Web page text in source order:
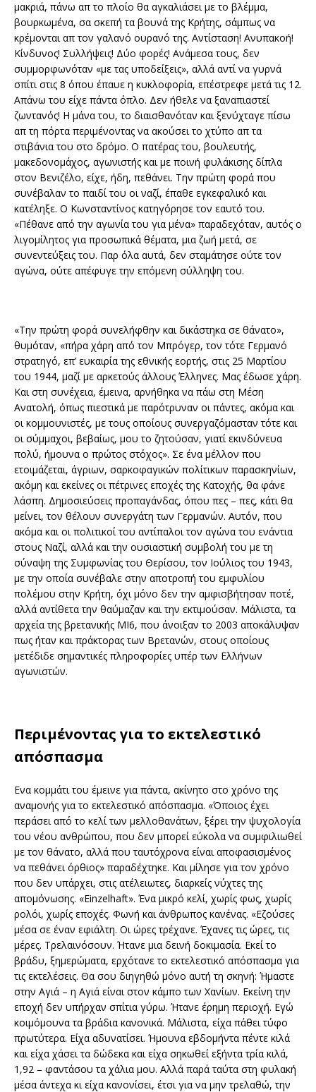
μακριά, πάνω απ το πλοίο θα αγκαλιάσει με το βλέμμα,
βουρκωμένα, σα σκεπή τα βουνά της Κρήτης, σάμπως να
κρέμονται απ τον γαλανό ουρανό της. Αντίσταση! Ανυπακοή!
Κίνδυνος! Συλλήψεις! Δύο φορές! Ανάμεσα τους, δεν
συμμορφωνόταν «με τας υποδείξεις», αλλά αντί να γυρνά
σπίτι στις 8 όπου έπαυε η κυκλοφορία, επέστρεφε μετά τις 12.
Απάνω του είχε πάντα όπλο. Δεν ήθελε να ξαναπιαστεί
ζωντανός! Η μάνα του, το διαισθανόταν και ξενύχταγε πίσω
απ τη πόρτα περιμένοντας να ακούσει το χτύπο απ τα
στιβάνια του στο δρόμο. Ο πατέρας του, βουλευτής,
μακεδονομάχος, αγωνιστής και με ποινή φυλάκισης δίπλα
στον Βενιζέλο, είχε, ήδη, πεθάνει. Την πρώτη φορά που
συνέβαλαν το παιδί του οι ναζί, έπαθε εγκεφαλικό και
κατέληξε. Ο Κωνσταντίνος κατηγόρησε τον εαυτό του.
«Πέθανε από την αγωνία του για μένα» παραδεχόταν, αυτός ο
λιγομίλητος για προσωπικά θέματα, μια ζωή μετά, σε
συνεντεύξεις του. Παρ όλα αυτά, δεν σταμάτησε ούτε τον
αγώνα, ούτε απέφυγε την επόμενη σύλληψη του.
«Την πρώτη φορά συνελήφθην και δικάστηκα σε θάνατο»,
θυμόταν, «πήρα χάρη από τον Μπρόγερ, τον τότε Γερμανό
στρατηγό, επ’ ευκαιρία της εθνικής εορτής, στις 25 Μαρτίου
του 1944, μαζί με αρκετούς άλλους Έλληνες. Μας έδωσε χάρη.
Και στη συνέχεια, έμεινα, αρνήθηκα να πάω στη Μέση
Ανατολή, όπως πιεστικά με παρότρυναν οι πάντες, ακόμα και
οι κομμουνιστές, με τους οποίους συνεργαζόμασταν τότε και
οι σύμμαχοι, βεβαίως, μου το ζητούσαν, γιατί εκινδύνευα
πολύ, ήμουνα ο πρώτος στόχος». Σε ένα μέλλον που
ετοιμάζεται, άγριων, σαρκοφαγικών πολίτικων παρασκηνίων,
ακόμη και εκείνες οι πέτρινες εποχές της Κατοχής, θα φάνε
λάσπη. Δημοσιεύσεις προπαγάνδας, όπου πες – πες, κάτι θα
μείνει, τον θέλουν συνεργάτη των Γερμανών. Αυτόν, που
ακόμα και οι πολιτικοί του αντίπαλοι τον αγώνα του ενάντια
στους Ναζί, αλλά και την ουσιαστική συμβολή του με τη
σύναψη της Συμφωνίας του Θερίσου, τον Ιούλιος του 1943,
με την οποία συνέβαλε στην αποτροπή του εμφυλίου
πολέμου στην Κρήτη, όχι μόνο δεν την αμφισβήτησαν ποτέ,
αλλά αντίθετα την θαύμαζαν και την εκτιμούσαν. Μάλιστα, τα
αρχεία της βρετανικής MI6, που άνοιξαν το 2003 αποκάλυψαν
πως ήταν και πράκτορας των Βρετανών, στους οποίους
μετέδιδε σημαντικές πληροφορίες υπέρ των Ελλήνων
αγωνιστών.
Περιμένοντας για το εκτελεστικό
απόσπασμα
Ενα κομμάτι του έμεινε για πάντα, ακίνητο στο χρόνο της
αναμονής για το εκτελεστικό απόσπασμα. «Όποιος έχει
περάσει από το κελί των μελλοθανάτων, ξέρει την ψυχολογία
του νέου ανθρώπου, που δεν μπορεί εύκολα να συμφιλιωθεί
με τον θάνατο, αλλά που ταυτόχρονα είναι αποφασισμένος
να πεθάνει όρθιος» παραδέχτηκε. Και μίλησε για τον χρόνο
που δεν υπάρχει, στις ατέλειωτες, διαρκείς νύχτες της
απομόνωσης. «Einzelhaft». Ένα μικρό κελί, χωρίς φως, χωρίς
ρολόι, χωρίς εποχές. Φωνή και άνθρωπος κανένας. «Εζούσες
μέσα σε έναν εφιάλτη. Οι ώρες τρέχανε. Έχανες τις ώρες, τις
μέρες. Τρελαινόσουν. Ήτανε μια δεινή δοκιμασία. Εκεί το
βράδυ, ξημερώματα, ερχότανε το εκτελεστικό απόσπασμα για
τις εκτελέσεις. Θα σου διηγηθώ μόνο αυτή τη σκηνή: Ήμαστε
στην Αγιά – η Αγιά είναι στον κάμπο των Χανίων. Εκείνη την
εποχή δεν υπήρχαν σπίτια γύρω. Ήτανε έρημη περιοχή. Εγώ
κοιμόμουνα τα βράδια κανονικά. Μάλιστα, είχα πάθει τύφο
πρωτύτερα. Είχα αδυνατίσει. Ήμουνα εβδομήντα πέντε κιλά
και είχα χάσει τα δώδεκα και είχα σηκωθεί εξήντα τρία κιλά,
1,92 – φαντάσου τα χάλια μου. Αλλά παρά ταύτα στη φυλακή
μέσα άντεχα κι είχα κανονίσει, έτσι για να μην τρελαθώ, την